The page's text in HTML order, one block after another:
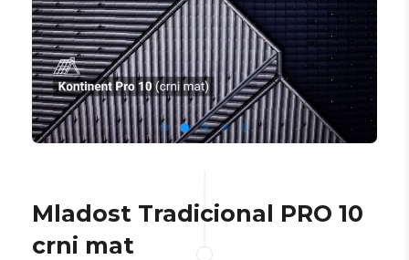
Mladost Tradicional PRO 10
crni mat​